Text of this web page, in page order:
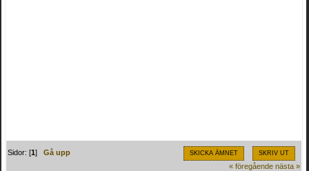
SKICKA ÄMNET SKRIV UT
Sidor: [1]Gå upp
« föregående nästa »